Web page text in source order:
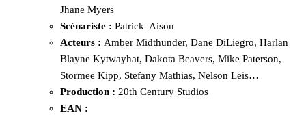
Jhane Myers
Scénariste : Patrick Aison
Acteurs : Amber Midthunder, Dane DiLiegro, Harlan
Blayne Kytwayhat, Dakota Beavers, Mike Paterson,
Stormee Kipp, Stefany Mathias, Nelson Leis…
Production : 20th Century Studios
EAN :